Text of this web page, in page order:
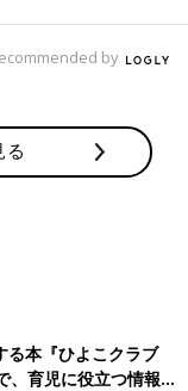
by
る本『ひよこクラブ
育児に役立つ情報が